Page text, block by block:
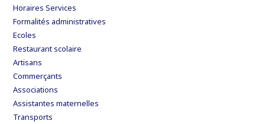
Horaires Services
Formalités administratives
Ecoles
Restaurant scolaire
Artisans
Commerçants
Associations
Assistantes maternelles
Transports